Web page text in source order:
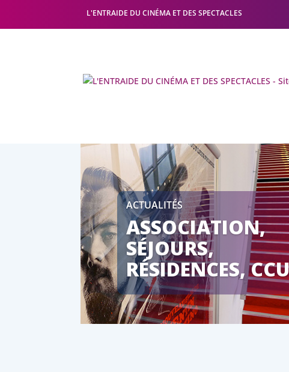
L'ENTRAIDE DU CINÉMA ET DES SPECTACLES
ACTUALITÉS
ASSOCIATION,
SÉJOURS,
RÉSIDENCES,